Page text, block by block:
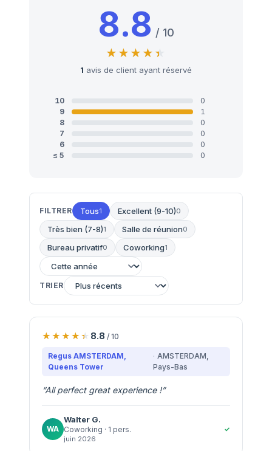
8.8 / 10
1 avis de client ayant réservé
10
0
9
1
8
0
7
0
6
0
≤ 5
0
FILTRER Tous1 Excellent (9-10)0
Très bien (7-8)1 Salle de réunion0
Bureau privatif0 Coworking1
TRIER
8.8 / 10
Regus AMSTERDAM,
Queens Tower
AMSTERDAM,
Pays-Bas
“All perfect great experience !”
WA
Walter G.
Coworking · 1 pers.
juin 2026
✓